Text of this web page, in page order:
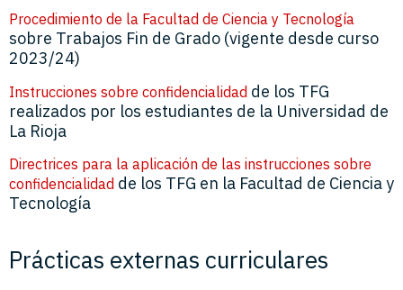
Procedimiento de la Facultad de Ciencia y Tecnología
sobre Trabajos Fin de Grado (vigente desde curso
2023/24)
Instrucciones sobre confidencialidad de los TFG
realizados por los estudiantes de la Universidad de
La Rioja
Directrices para la aplicación de las instrucciones sobre
confidencialidad de los TFG en la Facultad de Ciencia y
Tecnología
Prácticas externas curriculares